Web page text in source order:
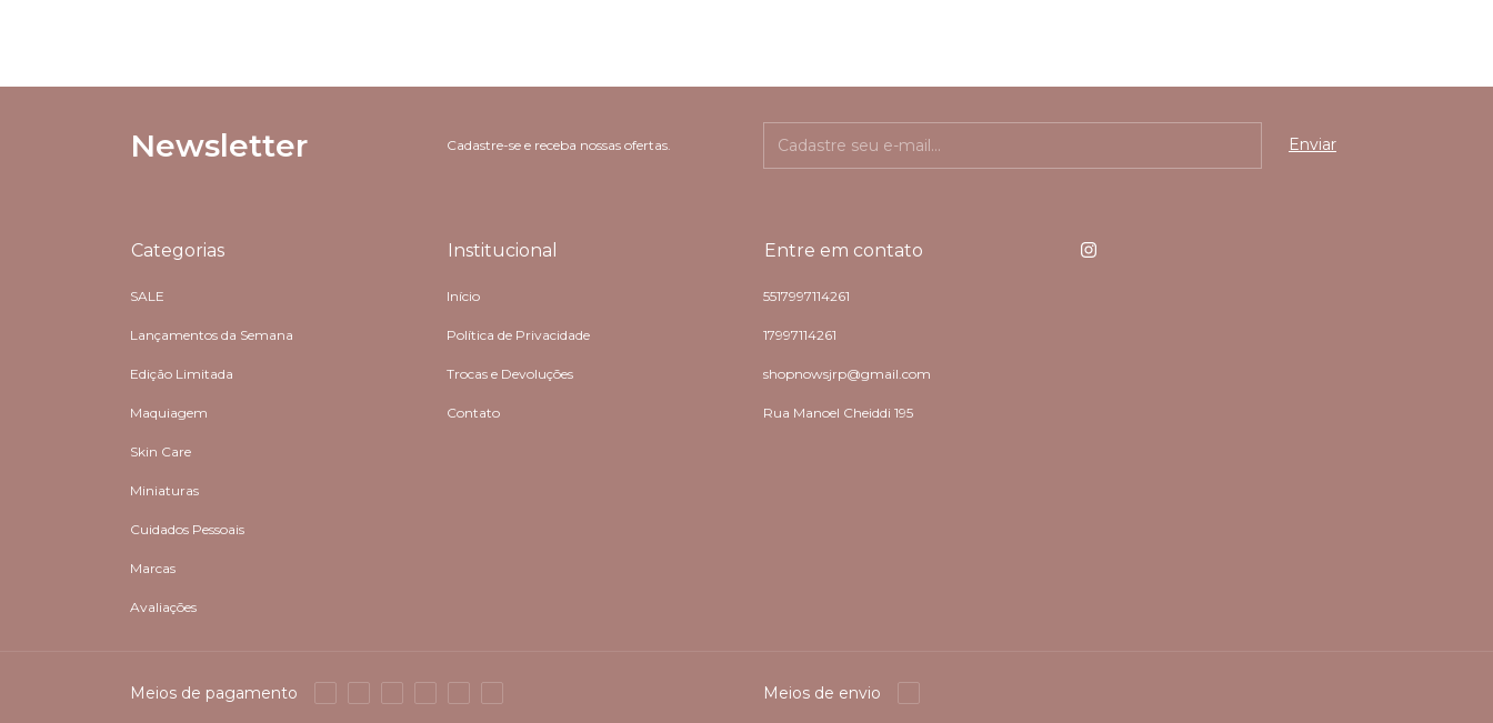
Newsletter Cadastre-se e receba nossas ofertas.
Categorias
SALE
Lançamentos da Semana
Edição Limitada
Maquiagem
Skin Care
Miniaturas
Cuidados Pessoais
Marcas
Avaliações
Institucional
Início
Política de Privacidade
Trocas e Devoluções
Contato
Entre em contato
5517997114261
17997114261
shopnowsjrp@gmail.com
Rua Manoel Cheiddi 195
Meios de pagamento Meios de envio